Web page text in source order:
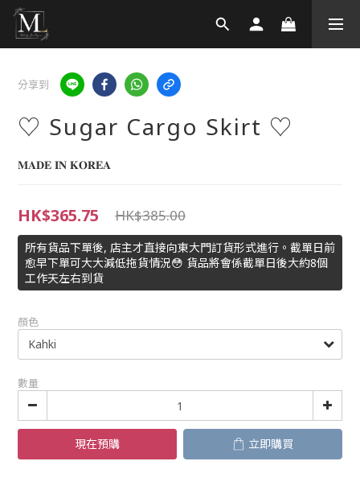
分享到
♡ Sugar Cargo Skirt ♡
𝐌𝐀𝐃𝐄 𝐈𝐍 𝐊𝐎𝐑𝐄𝐀
HK$365.75 HK$385.00
所有貨品下單後, 店主才直接向東大門訂貨形式進行。截單日前
愈早下單可大大減低拖貨情況😳 貨品將會係截單日後大約8個
工作天左右到貨
顏色
數量
現在預購 立即購買